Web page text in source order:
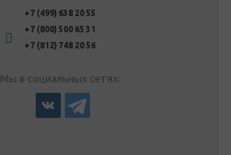
+7 (499) 638 20 55
+7 (800) 500 65 31
+7 (812) 748 20 56
Мы в социальных сетях: